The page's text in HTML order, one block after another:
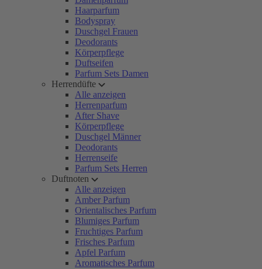
Haarparfum
Bodyspray
Duschgel Frauen
Deodorants
Körperpflege
Duftseifen
Parfum Sets Damen
Herrendüfte
Alle anzeigen
Herrenparfum
After Shave
Körperpflege
Duschgel Männer
Deodorants
Herrenseife
Parfum Sets Herren
Duftnoten
Alle anzeigen
Amber Parfum
Orientalisches Parfum
Blumiges Parfum
Fruchtiges Parfum
Frisches Parfum
Apfel Parfum
Aromatisches Parfum